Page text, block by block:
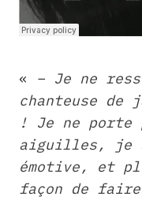
« – Je ne
chanteuse
! Je ne porte
aiguilles, je
émotive, et
façon de